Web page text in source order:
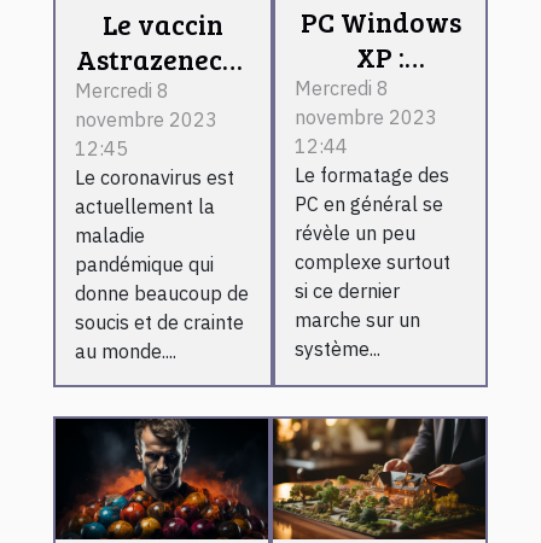
Le vaccin
Astrazeneca :
est-il
vraiment
efficace
contre le
coronavirus ?
Mercredi 8
novembre 2023
12:45
Le coronavirus est
actuellement la
maladie
pandémique qui
donne beaucoup de
soucis et de crainte
au monde....
PC Windows
XP :
comment le
formater ?
Mercredi 8
novembre 2023
12:44
Le formatage des
PC en général se
révèle un peu
complexe surtout
si ce dernier
marche sur un
système...